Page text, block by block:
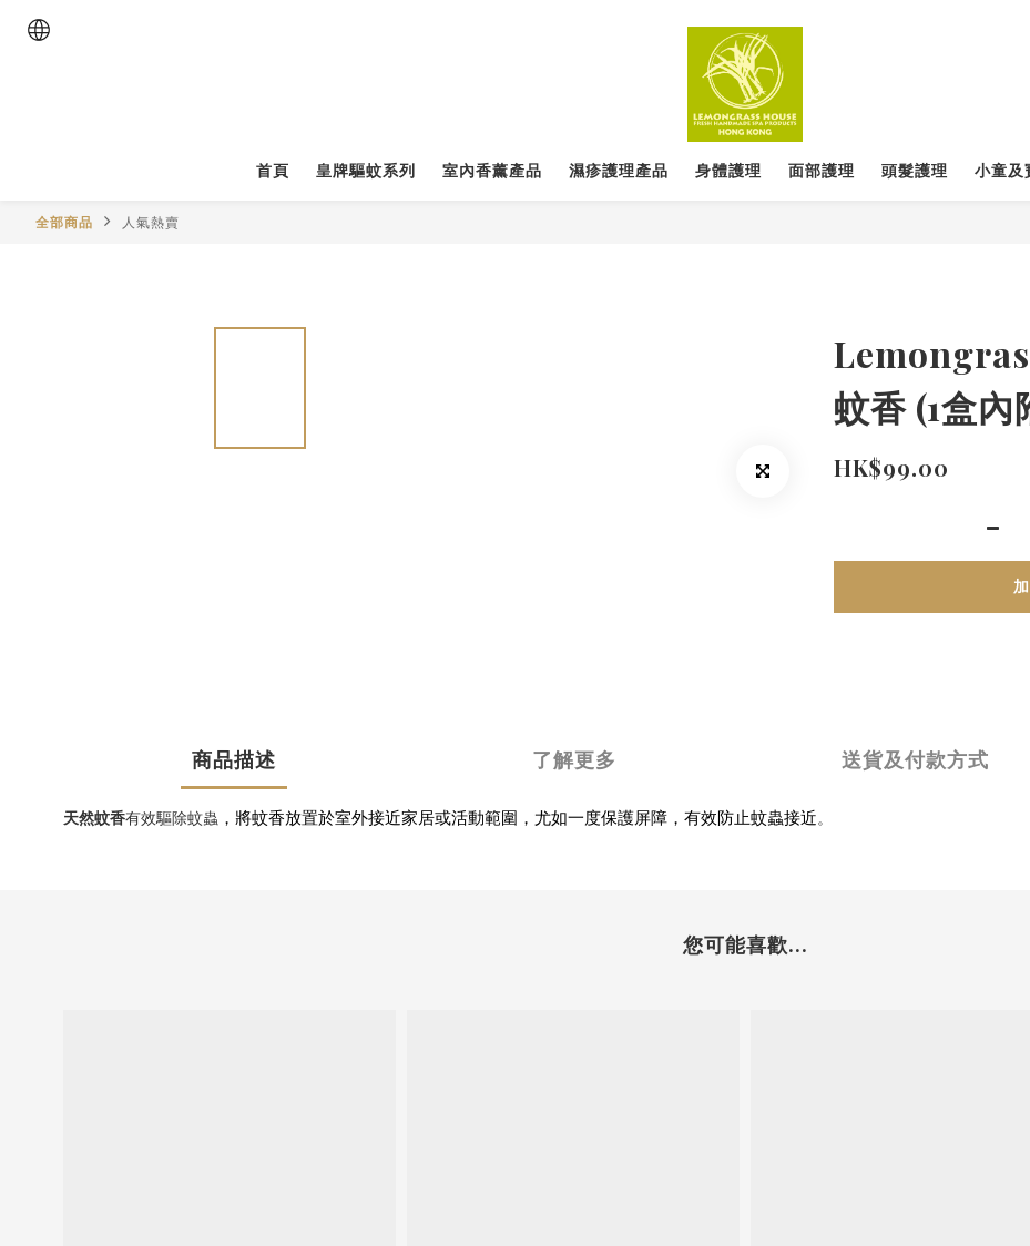
首頁 皇牌驅蚊系列 室內香薰產品 濕疹護理產品 身體護理 面部護理 頭髮護理 小童及
全部商品 人氣熱賣
蚊香 (1盒內
HK$99.00
商品描述 了解更多 送貨及付款方式
天然蚊香有效驅除蚊蟲 ，將蚊香放置於室外接近家居或活動範圍 ，尤如一度保護屏障 ，有效防止蚊蟲接近。
您可能喜歡...